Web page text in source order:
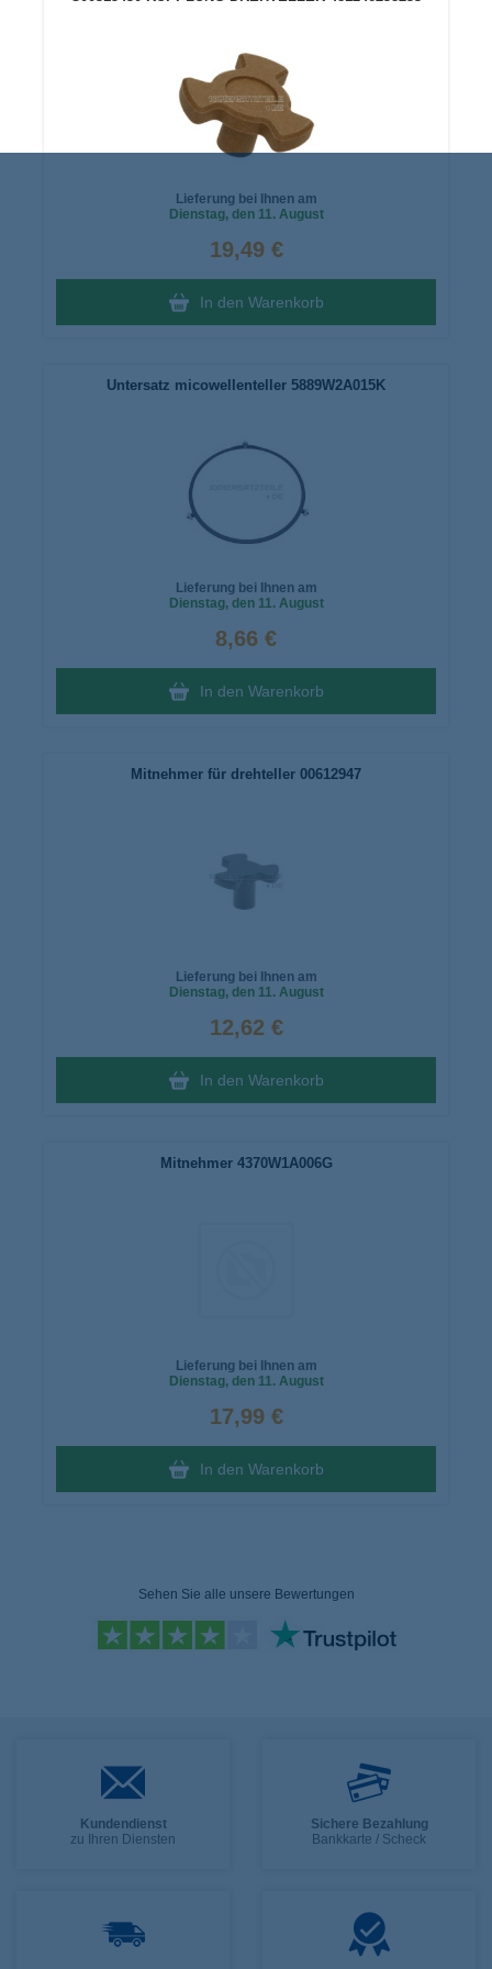
Lieferung bei Ihnen am
Dienstag, den 11. August
19,49 €
In den Warenkorb
Untersatz micowellenteller 5889W2A015K
Lieferung bei Ihnen am
Dienstag, den 11. August
8,66 €
In den Warenkorb
Mitnehmer für drehteller 00612947
Lieferung bei Ihnen am
Dienstag, den 11. August
12,62 €
In den Warenkorb
Mitnehmer 4370W1A006G
Lieferung bei Ihnen am
Dienstag, den 11. August
17,99 €
In den Warenkorb
Sehen Sie alle unsere Bewertungen
Kundendienst
zu Ihren Diensten
Sichere Bezahlung
Bankkarte / Scheck